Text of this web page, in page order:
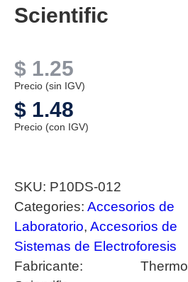
Scientific
$ 1.25
Precio (sin IGV)
$ 1.48
Precio (con IGV)
SKU: P10DS-012
Categories: Accesorios de
Laboratorio, Accesorios de
Sistemas de Electroforesis
Fabricante: Thermo